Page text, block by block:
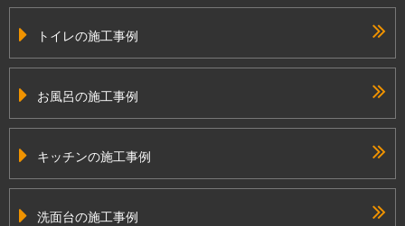
トイレの施工事例
お風呂の施工事例
キッチンの施工事例
洗面台の施工事例